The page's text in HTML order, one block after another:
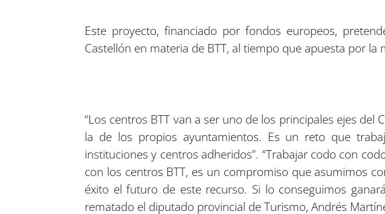
Este proyecto, financiado por fondos europeos,
Castellón en materia de BTT, al tiempo que apuesta por
“Los centros BTT van a ser uno de los principales ejes
la de los propios ayuntamientos. Es un reto que
instituciones y centros adheridos”. “Trabajar codo con
con los centros BTT, es un compromiso que asumimos
éxito el futuro de este recurso. Si lo conseguimos
rematado el diputado provincial de Turismo, Andrés